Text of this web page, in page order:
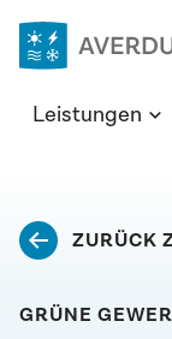
Zum
Inhalt
Ingenieure
GmbH
Leistungen
ZURÜCK
GRÜNE